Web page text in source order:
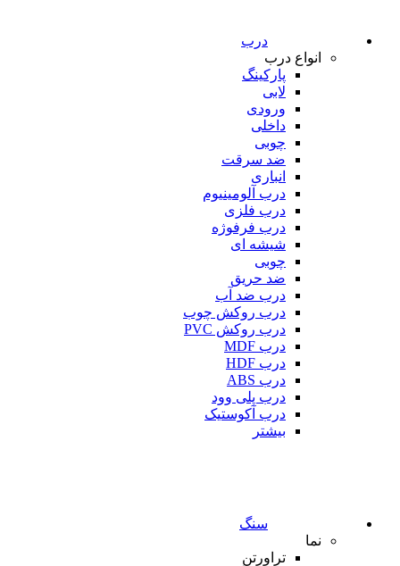
درب
انواع درب
پارکینگ
لابی
ورودی
داخلی
چوبی
ضد سرقت
انباری
درب آلومینیوم
درب فلزی
درب فرفوژه
شیشه ای
چوبی
ضد حریق
درب ضد آب
درب روکش چوب
درب روکش PVC
درب MDF
درب HDF
درب ABS
درب پلی وود
درب آکوستیک
بیشتر
سنگ
نما
تراورتن